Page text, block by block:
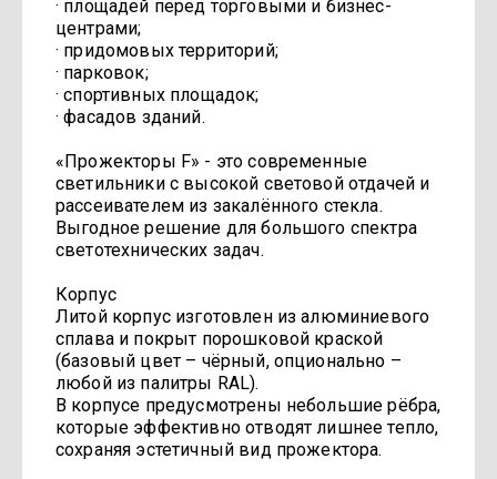
· площадей перед торговыми и бизнес-
центрами;
· придомовых территорий;
· парковок;
· спортивных площадок;
· фасадов зданий.
«Прожекторы F» - это современные
светильники с высокой световой отдачей и
рассеивателем из закалённого стекла.
Выгодное решение для большого спектра
светотехнических задач.
Корпус
Литой корпус изготовлен из алюминиевого
сплава и покрыт порошковой краской
(базовый цвет – чёрный, опционально –
любой из палитры RAL).
В корпусе предусмотрены небольшие рёбра,
которые эффективно отводят лишнее тепло,
сохраняя эстетичный вид прожектора.